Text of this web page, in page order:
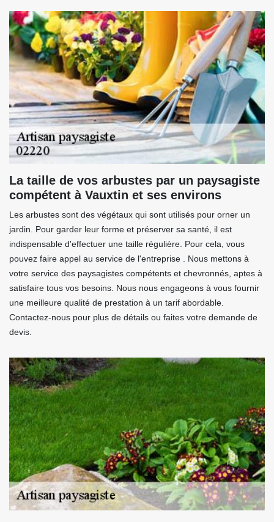
La taille de vos arbustes par un paysagiste
compétent à Vauxtin et ses environs
Les arbustes sont des végétaux qui sont utilisés pour orner un
jardin. Pour garder leur forme et préserver sa santé, il est
indispensable d'effectuer une taille régulière. Pour cela, vous
pouvez faire appel au service de l'entreprise . Nous mettons à
votre service des paysagistes compétents et chevronnés, aptes à
satisfaire tous vos besoins. Nous nous engageons à vous fournir
une meilleure qualité de prestation à un tarif abordable.
Contactez-nous pour plus de détails ou faites votre demande de
devis.